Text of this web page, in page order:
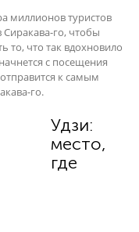
миллионов туристов
го, чтобы
то, что так вдохновило
с посещения
к самым
го.
Удзи:
место,
где